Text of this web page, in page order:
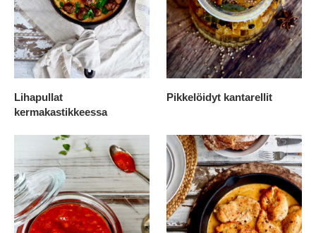
Lihapullat
kermakastikkeessa
Pikkelöidyt kantarellit